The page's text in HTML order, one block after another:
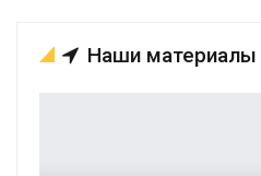
Наши материалы